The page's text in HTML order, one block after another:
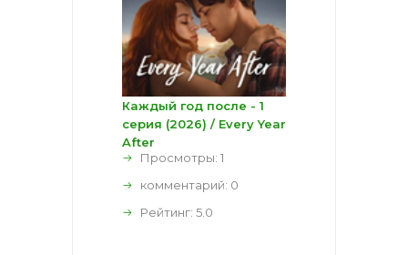
Каждый год после - 1
серия (2026) / Every Year
After
Просмотры: 1
комментарий: 0
Рейтинг: 5.0